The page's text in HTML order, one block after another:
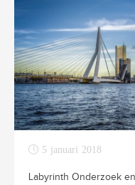
5 januari 2018
Labyrinth Onderzoek